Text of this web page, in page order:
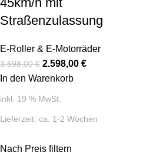
Nach Preis filtern
Straßenzulassung
E-Roller & E-Motorräder
3.598,00€ 2.598,00 €
In den Warenkorb
inkl. 19 % MwSt.
Lieferzeit: ca. 1-2 Wochen